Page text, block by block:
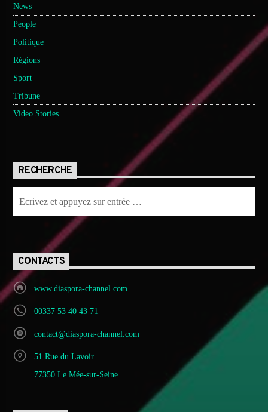
News
People
Politique
Régions
Sport
Tribune
Video Stories
RECHERCHE
CONTACTS
www.diaspora-channel.com
00337 53 40 43 71
contact@diaspora-channel.com
51 Rue du Lavoir
77350 Le Mée-sur-Seine